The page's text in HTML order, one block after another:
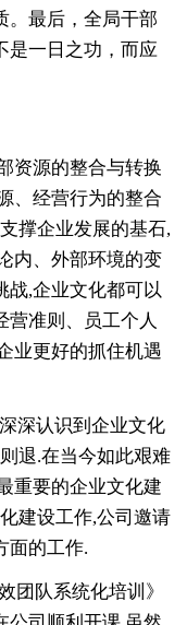
。最后，全局干部
是一日之功，而应
源的整合与转换
、经营行为的整合
撑企业发展的基石,
内、外部环境的变
战,企业文化都可以
准则、员工个人
业更好的抓住机遇
深认识到企业文化
退.在当今如此艰难
重要的企业文化建
建设工作,公司邀请
面的工作.
队系统化培训》